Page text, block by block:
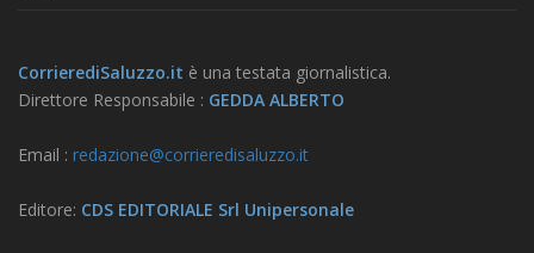
CorrierediSaluzzo.it è una testata giornalistica.
Direttore Responsabile : GEDDA ALBERTO
Email : redazione@corrieredisaluzzo.it
Editore: CDS EDITORIALE Srl Unipersonale